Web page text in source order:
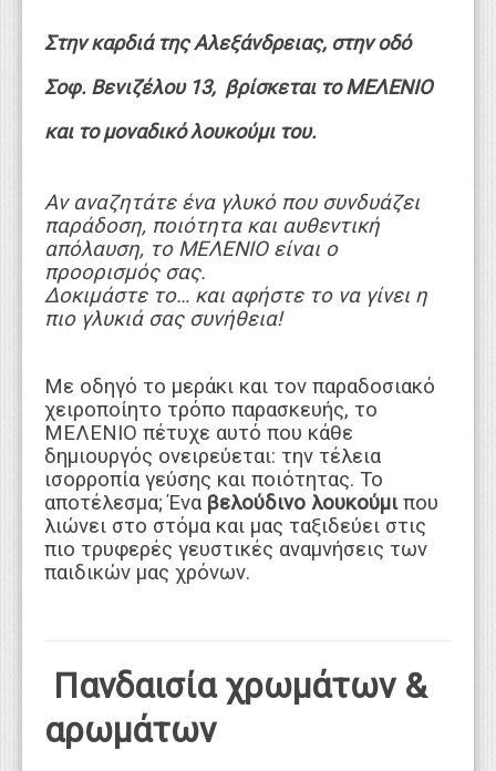
Στην καρδιά της Αλεξάνδρειας, στην οδό
Σοφ. Βενιζέλου 13, βρίσκεται το ΜΕΛΕΝΙΟ
και το μοναδικό λουκούμι του.
Αν αναζητάτε ένα γλυκό που συνδυάζει
παράδοση, ποιότητα και αυθεντική
απόλαυση, το ΜΕΛΕΝΙΟ είναι ο
προορισμός σας.
Δοκιμάστε το… και αφήστε το να γίνει η
πιο γλυκιά σας συνήθεια!
Με οδηγό το μεράκι και τον παραδοσιακό
χειροποίητο τρόπο παρασκευής, το
ΜΕΛΕΝΙΟ πέτυχε αυτό που κάθε
δημιουργός ονειρεύεται: την τέλεια
ισορροπία γεύσης και ποιότητας. Το
αποτέλεσμα; Ένα βελούδινο λουκούμιπου
λιώνει στο στόμα και μας ταξιδεύει στις
πιο τρυφερές γευστικές αναμνήσεις των
παιδικών μας χρόνων.
Πανδαισία χρωμάτων &
αρωμάτων